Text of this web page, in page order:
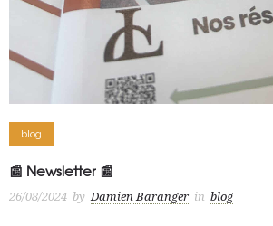
blog
📰 Newsletter 📰
26/08/2024 by Damien Baranger in blog